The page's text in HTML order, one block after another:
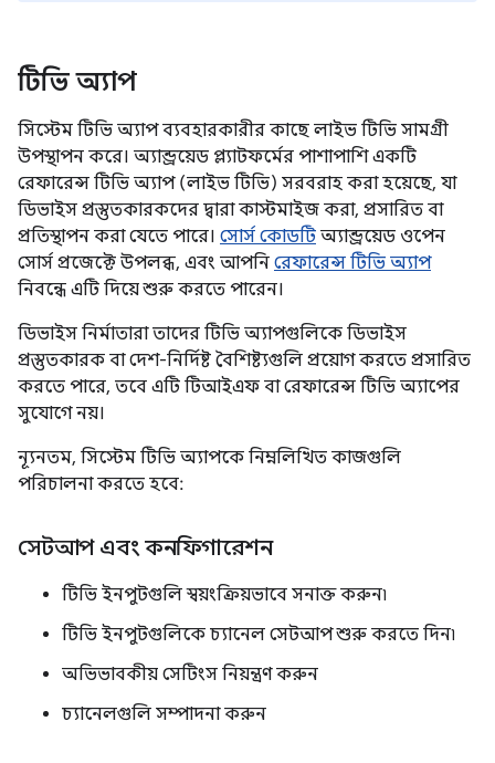
টিভি অ্যাপ
সিস্টেম টিভি অ্যাপ ব্যবহারকারীর কাছে লাইভ টিভি সামগ্রী
উপস্থাপন করে। অ্যান্ড্রয়েড প্ল্যাটফর্মের পাশাপাশি একটি
রেফারেন্স টিভি অ্যাপ (লাইভ টিভি) সরবরাহ করা হয়েছে, যা
ডিভাইস প্রস্তুতকারকদের দ্বারা কাস্টমাইজ করা, প্রসারিত বা
প্রতিস্থাপন করা যেতে পারে। সোর্স কোডটি অ্যান্ড্রয়েড ওপেন
সোর্স প্রজেক্টে উপলব্ধ, এবং আপনি রেফারেন্স টিভি অ্যাপ
নিবন্ধে এটি দিয়ে শুরু করতে পারেন।
ডিভাইস নির্মাতারা তাদের টিভি অ্যাপগুলিকে ডিভাইস
প্রস্তুতকারক বা দেশ-নির্দিষ্ট বৈশিষ্ট্যগুলি প্রয়োগ করতে প্রসারিত
করতে পারে, তবে এটি টিআইএফ বা রেফারেন্স টিভি অ্যাপের
সুযোগে নয়।
ন্যূনতম, সিস্টেম টিভি অ্যাপকে নিম্নলিখিত কাজগুলি
পরিচালনা করতে হবে:
সেটআপ এবং কনফিগারেশন
টিভি ইনপুটগুলি স্বয়ংক্রিয়ভাবে সনাক্ত করুন৷
টিভি ইনপুটগুলিকে চ্যানেল সেটআপ শুরু করতে দিন৷
অভিভাবকীয় সেটিংস নিয়ন্ত্রণ করুন
চ্যানেলগুলি সম্পাদনা করুন